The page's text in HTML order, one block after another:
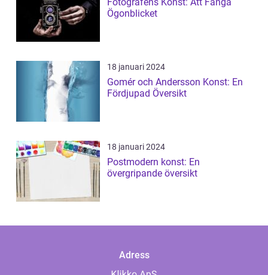
Ögonblicket
18 januari 2024
Gomér och Andersson Konst: En
Fördjupad Översikt
18 januari 2024
Postmodern konst: En
övergripande översikt
Adress